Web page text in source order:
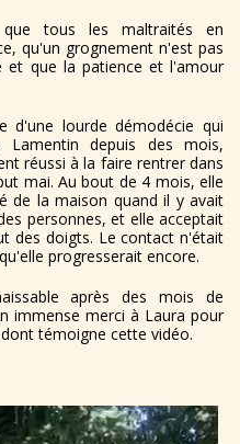
tous les maltraités en
qu'un grognement n'est pas
et que la patience et l'amour
d'une lourde démodécie qui
depuis des mois,
réussi à la faire rentrer dans
mai. Au bout de 4 mois, elle
de la maison quand il y avait
personnes, et elle acceptait
des doigts. Le contact n'était
progresserait encore.
après des mois de
immense merci à Laura pour
témoigne cette vidéo.